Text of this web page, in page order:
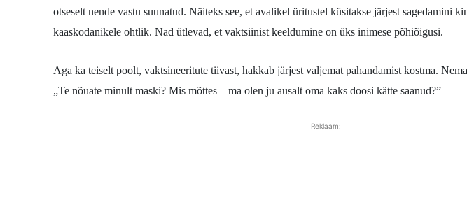
otseselt nende vastu suunatud. Näiteks see, et avalikel üritustel küsitakse järjest sagedamini
kaaskodanikele ohtlik. Nad ütlevad, et vaktsiinist keeldumine on üks inimese põhiõigusi.
Aga ka teiselt poolt, vaktsineeritute tiivast, hakkab järjest valjemat pahandamist kostma.
„Te nõuate minult maski? Mis mõttes – ma olen ju ausalt oma kaks doosi kätte saanud?”
Reklaam: